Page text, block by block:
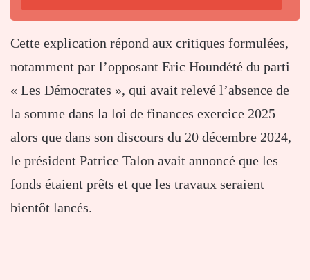
Cette explication répond aux critiques formulées,
notamment par l’opposant Eric Houndété du parti
« Les Démocrates », qui avait relevé l’absence de
la somme dans la loi de finances exercice 2025
alors que dans son discours du 20 décembre 2024,
le président Patrice Talon avait annoncé que les
fonds étaient prêts et que les travaux seraient
bientôt lancés.